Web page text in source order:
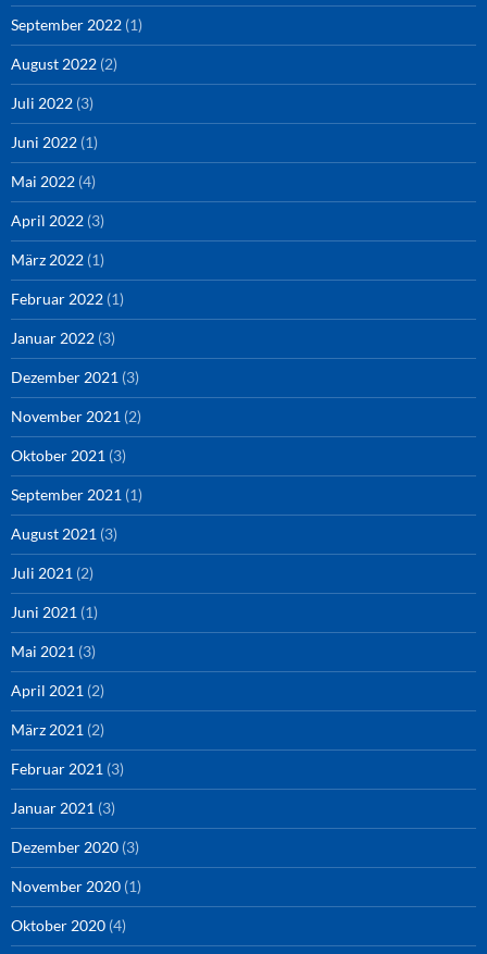
September 2022 (1)
August 2022 (2)
Juli 2022 (3)
Juni 2022 (1)
Mai 2022 (4)
April 2022 (3)
März 2022 (1)
Februar 2022 (1)
Januar 2022 (3)
Dezember 2021 (3)
November 2021 (2)
Oktober 2021 (3)
September 2021 (1)
August 2021 (3)
Juli 2021 (2)
Juni 2021 (1)
Mai 2021 (3)
April 2021 (2)
März 2021 (2)
Februar 2021 (3)
Januar 2021 (3)
Dezember 2020 (3)
November 2020 (1)
Oktober 2020 (4)